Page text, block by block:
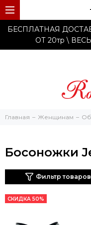
БЕСПЛАТНАЯ
ОТ 20тр \
Главная Женщинам
Босоножки
Фильтр товаров
СКИДКА 50%